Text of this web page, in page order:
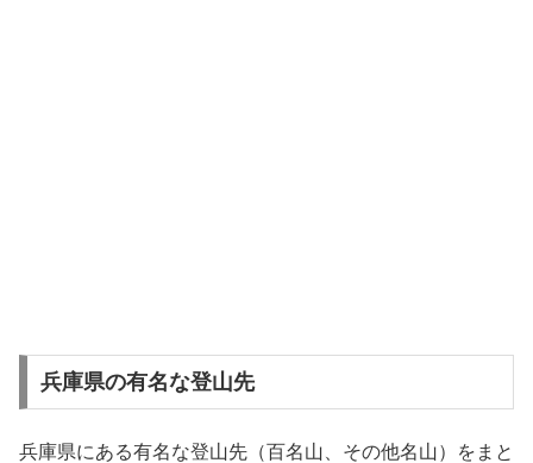
兵庫県の有名な登山先
兵庫県にある有名な登山先（百名山、その他名山）をまと